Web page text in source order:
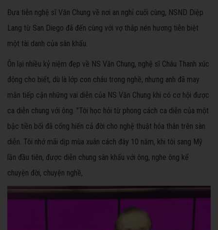
Đưa tiễn nghệ sĩ Văn Chung về nơi an nghỉ cuối cùng, NSND Diệp
Lang từ San Diego đã đến cùng với vợ thắp nén hương tiễn biệt
một tài danh của sân khấu.
Ôn lại nhiều kỷ niệm đẹp về NS Văn Chung, nghệ sĩ Châu Thanh xúc
động cho biết, dù là lớp con cháu trong nghề, nhưng anh đã may
mắn tiếp cận những vai diễn của NS Văn Chung khi có cơ hội được
ca diễn chung với ông. "Tôi học hỏi từ phong cách ca diễn của một
bậc tiền bối đã cống hiến cả đời cho nghệ thuật hóa thân trên sàn
diễn. Tôi nhớ mãi dịp mùa xuân cách đây 10 năm, khi tôi sang Mỹ
lần đầu tiên, được diễn chung sân khấu với ông, nghe ông kể
chuyện đời, chuyện nghề,